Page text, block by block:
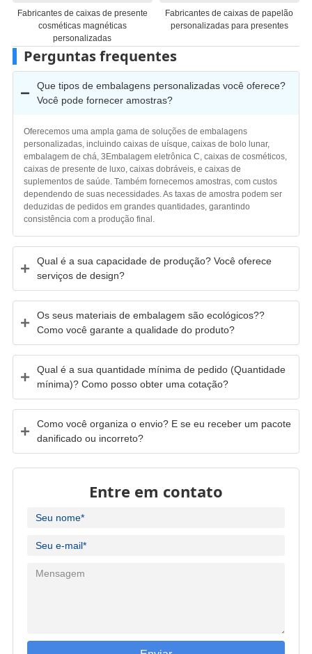
Fabricantes de caixas de papelão
personalizadas para presentes
Fabricantes de embalagens de
caixas de presente de papel
Perguntas frequentes
Que tipos de embalagens personalizadas você oferece?
Você pode fornecer amostras?
Oferecemos uma ampla gama de soluções de embalagens
personalizadas, incluindo caixas de uísque, caixas de bolo lunar,
embalagem de chá, 3Embalagem eletrônica C, caixas de cosméticos,
caixas de presente de luxo, caixas dobráveis, e caixas de
suplementos de saúde. Também fornecemos amostras, com custos
dependendo de suas necessidades. As taxas de amostra podem ser
deduzidas de pedidos em grandes quantidades, garantindo
consistência com a produção final.
Qual é a sua capacidade de produção? Você oferece
serviços de design?
Os seus materiais de embalagem são ecológicos??
Como você garante a qualidade do produto?
Qual é a sua quantidade mínima de pedido (Quantidade
mínima)? Como posso obter uma cotação?
Como você organiza o envio? E se eu receber um pacote
danificado ou incorreto?
Entre em contato